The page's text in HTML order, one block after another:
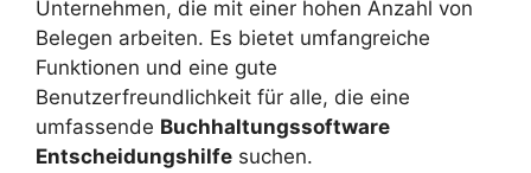
Unternehmen, die mit einer hohen Anzahl von
Belegen arbeiten. Es bietet umfangreiche
Funktionen und eine gute
Benutzerfreundlichkeit für alle, die eine
umfassende Buchhaltungssoftware
Entscheidungshilfe suchen.